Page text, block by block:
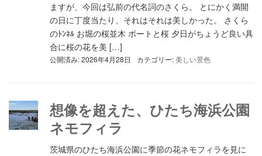
ますが、今回は弘前の代名詞のさくら。 とにかく満開
の日に丁度当たり、それはそれは美しかった。 さくら
のﾄﾝﾈﾙ お堀の桜並木 ボートと桜 夕日がちょうど良い具
合に桜の花を美 […]
公開済み: 2026年4月28日 カテゴリー:美しい景色
想像を超えた、ひたち海浜公園
ネモフィラ
茨城県のひたち海浜公園に季節の花ネモフィラを見に